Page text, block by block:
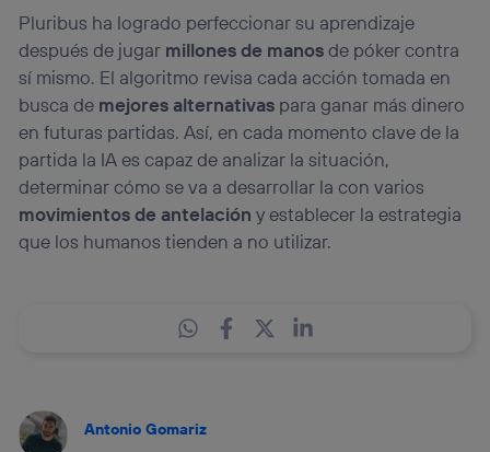
Pluribus ha logrado perfeccionar su aprendizaje
después de jugar millones de manosde póker contra
sí mismo. El algoritmo revisa cada acción tomada en
busca de mejores alternativas para ganar más dinero
en futuras partidas. Así, en cada momento clave de la
partida la IA es capaz de analizar la situación,
determinar cómo se va a desarrollar la con varios
movimientos de antelación y establecer la estrategia
que los humanos tienden a no utilizar.
Antonio Gomariz